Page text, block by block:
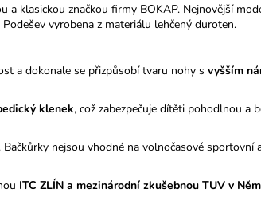
klasickou značkou firmy BOKAP. Nejnovější
vyrobena z materiálu lehčený duroten.
a dokonale se přizpůsobí tvaru nohy s vyšším
klenek, což zabezpečuje dítěti pohodlnou a
nejsou vhodné na volnočasové sportovní
ITC ZLÍN a mezinárodní zkušebnou TUV v